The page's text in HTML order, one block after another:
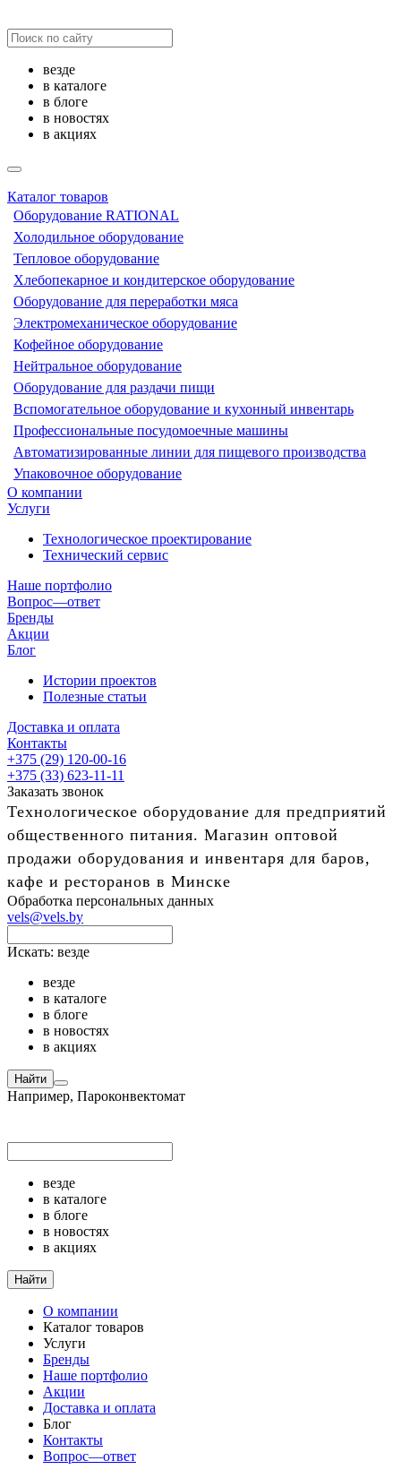
везде
в каталоге
в блоге
в новостях
в акциях
Каталог товаров
Оборудование RATIONAL
Холодильное оборудование
Тепловое оборудование
Хлебопекарное и кондитерское оборудование
Оборудование для переработки мяса
Электромеханическое оборудование
Кофейное оборудование
Нейтральное оборудование
Оборудование для раздачи пищи
Вспомогательное оборудование и кухонный инвентарь
Профессиональные посудомоечные машины
Автоматизированные линии для пищевого производства
Упаковочное оборудование
О компании
Услуги
Технологическое проектирование
Технический сервис
Наше портфолио
Вопрос—ответ
Бренды
Акции
Блог
Истории проектов
Полезные статьи
Доставка и оплата
Контакты
+375 (29) 120-00-16
+375 (33) 623-11-11
Заказать звонок
Технологическое оборудование для предприятий
общественного питания. Магазин оптовой
продажи оборудования и инвентаря для баров,
кафе и ресторанов в Минске
Обработка персональных данных
vels@vels.by
Искать: везде
везде
в каталоге
в блоге
в новостях
в акциях
Найти
Например, Пароконвектомат
везде
в каталоге
в блоге
в новостях
в акциях
Найти
О компании
Каталог товаров
Услуги
Бренды
Наше портфолио
Акции
Доставка и оплата
Блог
Контакты
Вопрос—ответ